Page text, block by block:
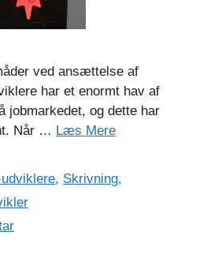
ved ansættelse af
har et enormt hav af
jobmarkedet, og dette har
Når … Læs Mere
, Skrivning,